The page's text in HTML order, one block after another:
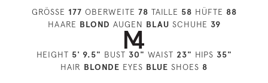
GRÖSSE 177 OBERWEITE 78 TAILLE 58 HÜFTE 88
HAARE BLOND AUGEN BLAU SCHUHE 39
HEIGHT 5' 9.5" BUST 30" WAIST 23" HIPS 35"
HAIR BLONDE EYES BLUE SHOES 8